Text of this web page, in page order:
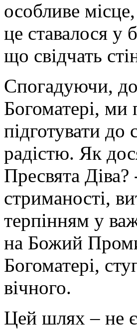
особливе
це ставалося у
що свідчать
Спогадуючи,
Богоматері, ми
підготувати до
радістю. Як
Пресвята
стриманості,
терпінням у
на Божий
Богоматері,
вічного.
Цей шлях – не